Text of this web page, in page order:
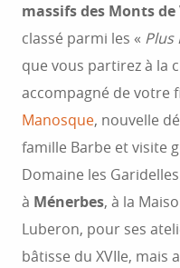
massifs des Monts de
classé parmi les « Plus
que vous partirez à la
accompagné de votre
Manosque, nouvelle
famille Barbe et visite
Domaine les
à Ménerbes, à la
Luberon, pour ses
bâtisse du XVIIe,